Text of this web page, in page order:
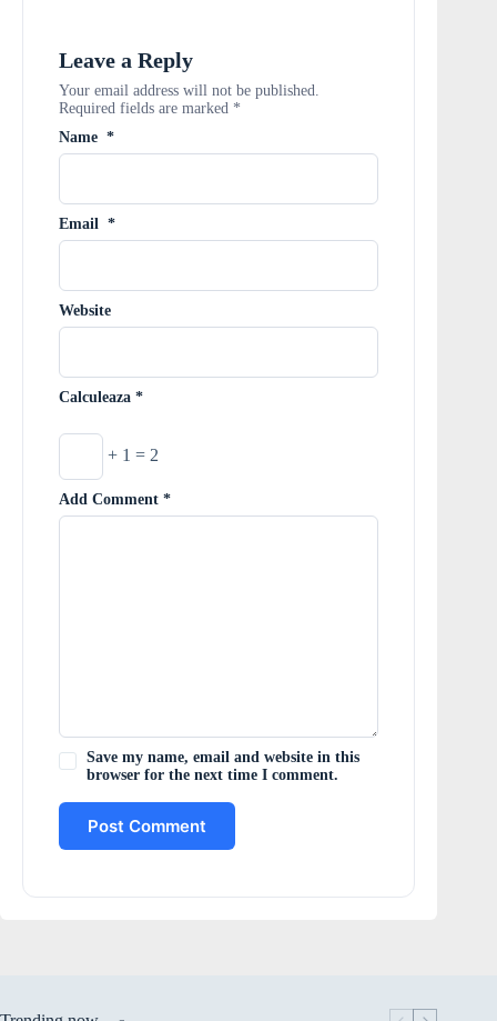
Leave a Reply
Your email address will not be published.
Required fields are marked *
Name *
Email *
Website
Calculeaza *
+ 1 = 2
Add Comment *
Save my name, email and website in this
browser for the next time I comment.
Post Comment